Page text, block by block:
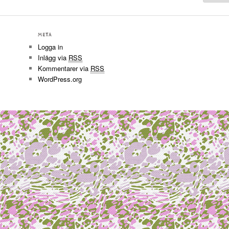
META
Logga in
Inlägg via RSS
Kommentarer via RSS
WordPress.org